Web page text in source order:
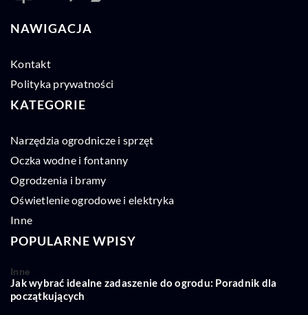
NAWIGACJA
Kontakt
Polityka prywatności
KATEGORIE
Narzędzia ogrodnicze i sprzęt
Oczka wodne i fontanny
Ogrodzenia i bramy
Oświetlenie ogrodowe i elektryka
Inne
POPULARNE WPISY
Inne
Jak wybrać idealne zadaszenie do ogrodu: Poradnik dla
początkujących